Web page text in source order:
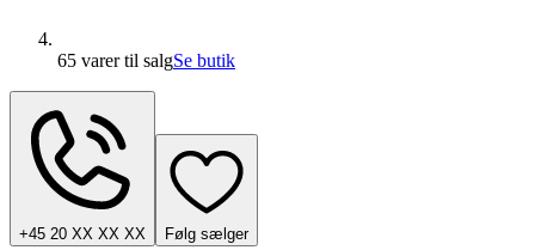
65 varertil salgSe butik
+45 20 XX XX XX Følg sælger